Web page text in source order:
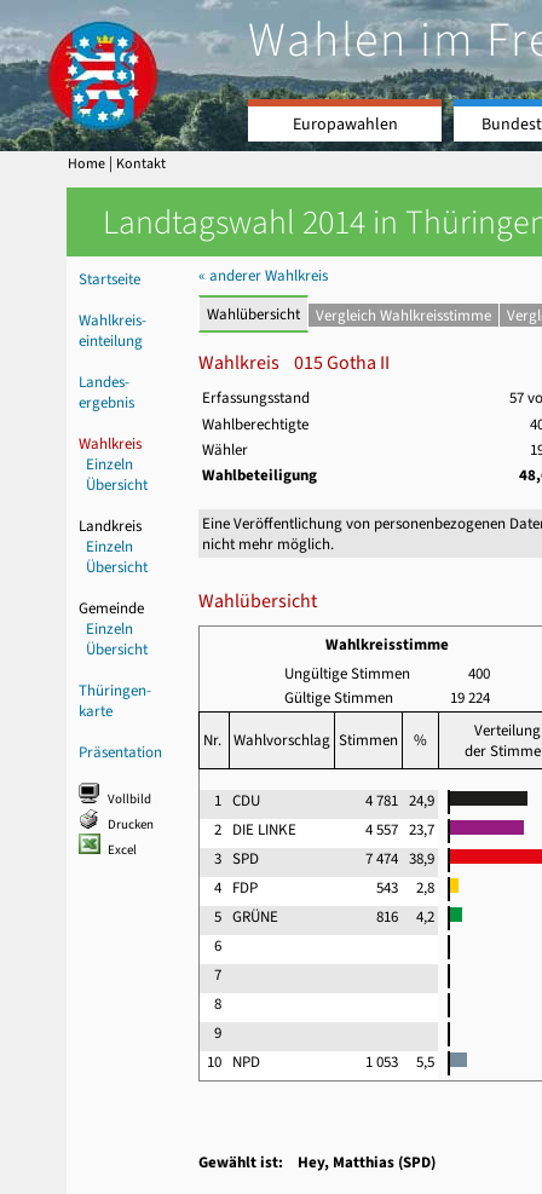
Wahlen im
Europawahlen
Home | Kontakt
Landtagswahl 2014 in
Startseite
Wahlkreis-
einteilung
Landes-
ergebnis
Wahlkreis
Einzeln
Übersicht
Landkreis
Einzeln
Übersicht
Gemeinde
Einzeln
Übersicht
Thüringen-
karte
Präsentation
Vollbild
Drucken
Excel
« anderer Wahlkreis
Wahlübersicht
Vergleich Wahlkreisstimme
Wahlkreis 015 Gotha II
Erfassungsstand
57
Wahlberechtigte
Wähler
Wahlbeteiligung
Eine Veröffentlichung von personenbezogenen
nicht mehr möglich.
Wahlübersicht
Wahlkreisstimme
Ungültige Stimmen
400
Gültige Stimmen
19 224
Nr. Wahlvorschlag Stimmen %
Verteilung
der
1 CDU 4 781 24,9
2 DIE LINKE 4 557 23,7
3 SPD 7 474 38,9
4 FDP 543
2,8
5 GRÜNE 816
4,2
6
7
8
9
10 NPD 1 053 5,5
Gewählt ist: Hey, Matthias (SPD)